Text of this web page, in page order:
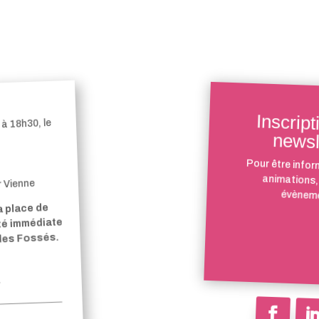
18h30, le
place de
immédiate
Fossés.
Pour être